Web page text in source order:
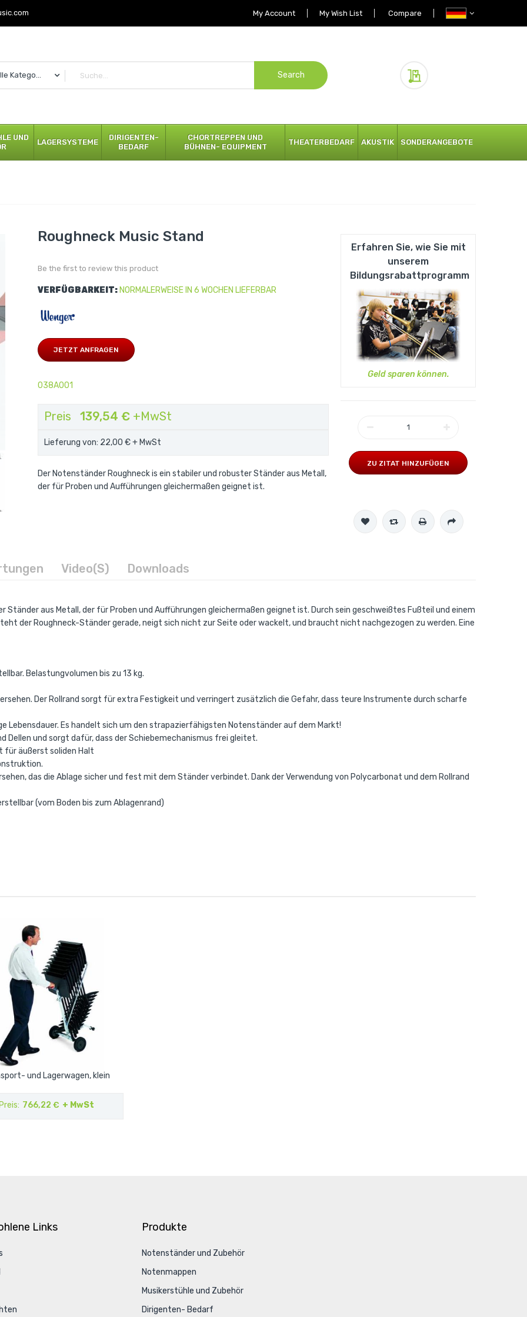
My Account My Wish List Compare
Alle Kategorien
Search
UND
LAGERSYSTEME
DIRIGENTEN-
BEDARF
CHORTREPPEN UND
BÜHNEN- EQUIPMENT
THEATERBEDARF AKUSTIK SONDERANGEBOTE
Roughneck Music Stand
Roughneck Music Stand
Be the first to review this product
VERFÜGBARKEIT: NORMALERWEISE IN 6 WOCHEN LIEFERBAR
JETZT ANFRAGEN
038A001
Preis 139,54 € +MwSt
Lieferung von: 22,00 €+ MwSt
Der Notenständer Roughneck is ein stabiler und robuster Ständer aus Metall,
der für Proben und Aufführungen gleichermaßen geignet ist.
Erfahren Sie, wie Sie mit
unserem
Bildungsrabattprogramm
Geld sparen können.
ZU ZITAT HINZUFÜGEN
Ständer aus Metall, der für Proben und Aufführungen gleichermaßen geignet ist. Durch sein geschweißtes Fußteil und einem
der Roughneck-Ständer gerade, neigt sich nicht zur Seite oder wackelt, und braucht nicht nachgezogen zu werden. Eine
Belastungvolumen bis zu 13 kg.
Der Rollrand sorgt für extra Festigkeit und verringert zusätzlich die Gefahr, dass teure Instrumente durch scharfe
Lebensdauer. Es handelt sich um den strapazierfähigsten Notenständer auf dem Markt!
Dellen und sorgt dafür, dass der Schiebemechanismus frei gleitet.
für äußerst soliden Halt
das die Ablage sicher und fest mit dem Ständer verbindet. Dank der Verwendung von Polycarbonat und dem Rollrand
(vom Boden bis zum Ablagenrand)
Video(s) Downloads
und Lagerwagen, klein
Preis 766,22 € + MwSt
Links Produkte
Notenständer und Zubehör
Notenmappen
Musikerstühle und Zubehör
Dirigenten- Bedarf